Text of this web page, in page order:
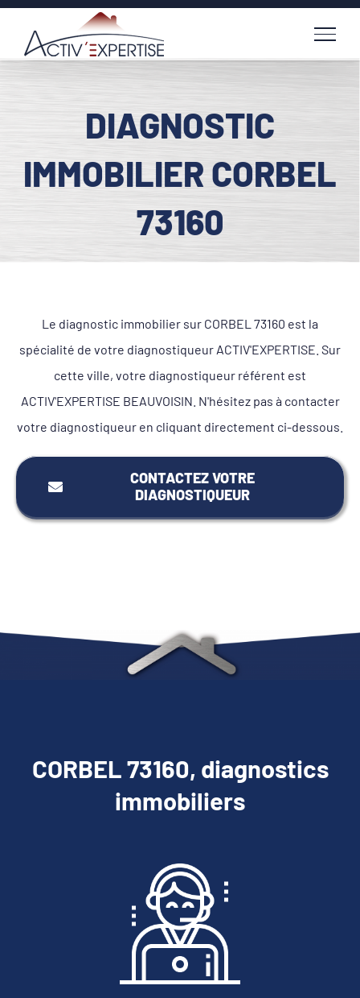
Passer
contenu
DIAGNOSTIC
IMMOBILIER CORBEL
73160
Le diagnostic immobilier sur CORBEL 73160 est la
spécialité de votre diagnostiqueur ACTIV'EXPERTISE. Sur
cette ville, votre diagnostiqueur référent est
ACTIV'EXPERTISE BEAUVOISIN. N'hésitez pas à contacter
votre diagnostiqueur en cliquant directement ci-dessous.
CONTACTEZ VOTRE
DIAGNOSTIQUEUR
CORBEL 73160, diagnostics
immobiliers